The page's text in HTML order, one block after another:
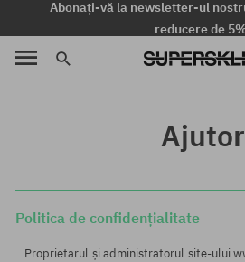
Abonați-vă la newsletter-ul
reducere de
Ajutor
Politica de confidențialitate
Proprietarul și administratorul site-ului